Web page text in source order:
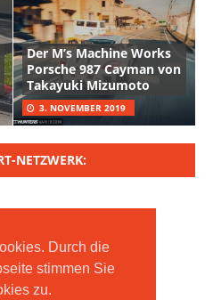
Durch die
stimmen Sie
zu.
Der M’s Machine Works
Porsche 987 Cayman von
Takayuki Mizumoto
3. NOVEMBER 2019
NETZWERK: